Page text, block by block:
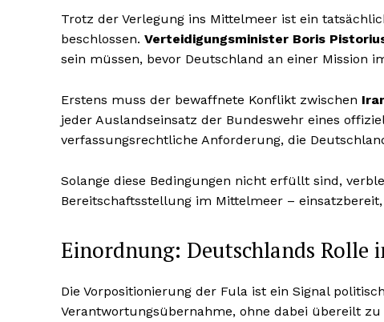
Trotz der Verlegung ins Mittelmeer ist ein
beschlossen. Verteidigungsminister Boris
sein müssen, bevor Deutschland an einer Mission
Erstens muss der bewaffnete Konflikt zwischen
jeder Auslandseinsatz der Bundeswehr eines
verfassungsrechtliche Anforderung, die
Solange diese Bedingungen nicht erfüllt sind,
Bereitschaftsstellung im Mittelmeer –
Einordnung: Deutschlands Rolle
Die Vorpositionierung der Fula ist ein Signal
Verantwortungsübernahme, ohne dabei übereilt